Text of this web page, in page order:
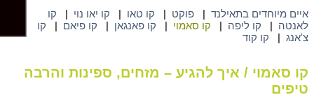
איים מיוחדים בתאילנד | פוקט | קו טאו | קו יאו נוי | קו
לאנטה | קו ליפה | קו סאמוי | קו פאנגאן | קו פיאם | קו
צ'אנג | קו קוד
קו סאמוי / איך להגיע – מזחים, ספינות והרבה
טיפים